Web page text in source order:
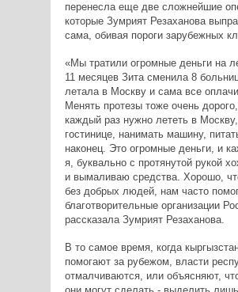
перенесла еще две сложнейшие
которые Зумрият Резаханова
сама, обивая пороги зарубежных
«Мы тратили огромные деньги на
11 месяцев Зита сменила 8
летала в Москву и сама все
Менять протезы тоже очень
каждый раз нужно лететь в
гостинице, нанимать машину,
наконец. Это огромные деньги, и
я, буквально с протянутой рукой
и вымаливаю средства. Хорошо,
без добрых людей, нам часто
благотворительные организации
рассказала Зумрият Резаханова.
В то самое время, когда
помогают за рубежом, власти
отмалчиваются, или объясняют,